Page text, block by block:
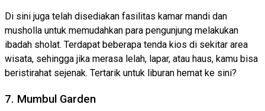
Di sini juga telah disediakan fasilitas kamar mandi dan
musholla untuk memudahkan para pengunjung melakukan
ibadah sholat. Terdapat beberapa tenda kios di sekitar area
wisata, sehingga jika merasa lelah, lapar, atau haus, kamu bisa
beristirahat sejenak. Tertarik untuk liburan hemat ke sini?
7. Mumbul Garden